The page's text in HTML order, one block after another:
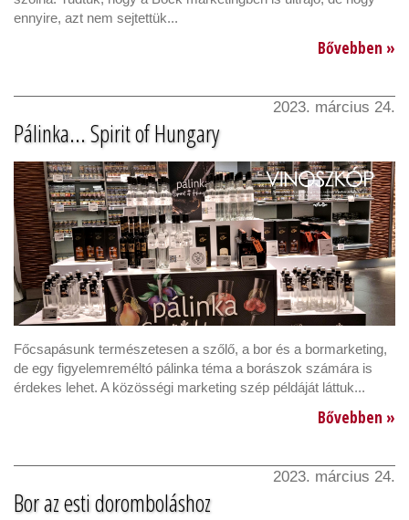
ennyire, azt nem sejtettük...
Bővebben »
2023. március 24.
Pálinka... Spirit of Hungary
Főcsapásunk természetesen a szőlő, a bor és a bormarketing,
de egy figyelemreméltó pálinka téma a borászok számára is
érdekes lehet. A közösségi marketing szép példáját láttuk...
Bővebben »
2023. március 24.
Bor az esti doromboláshoz